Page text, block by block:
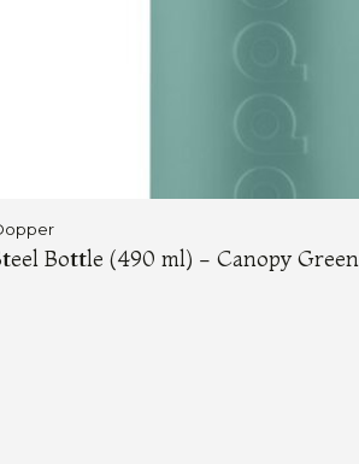
Bottle (490 ml) - Canopy Green